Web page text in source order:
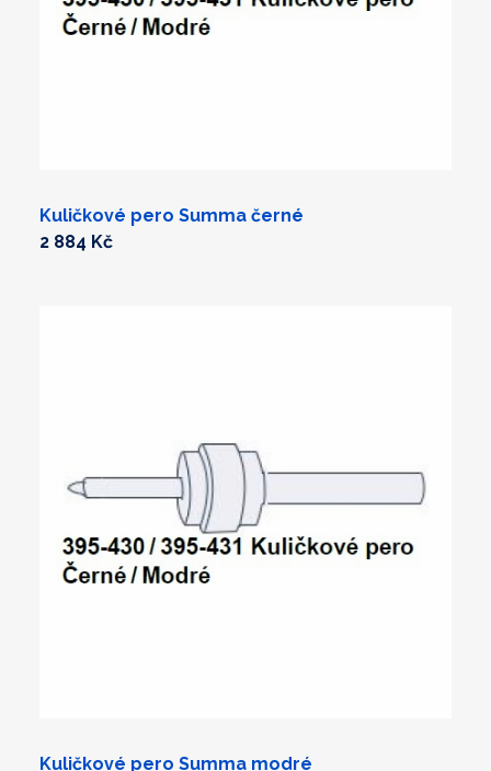
Kuličkové pero Summa černé
2 884 Kč
Kuličkové pero Summa modré